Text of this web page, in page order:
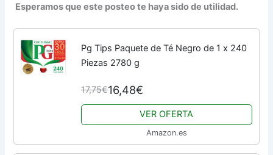
Esperamos que este posteo te haya sido de utilidad.
Pg Tips Paquete de Té Negro de 1 x 240
Piezas 2780 g
17,75€16,48€
VER OFERTA
Amazon.es